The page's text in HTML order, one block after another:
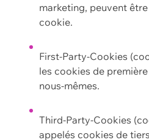
marketing, peuvent
cookie.
First-Party-Cookies
les cookies de
nous-mêmes.
Third-Party-Cookies
appelés cookies de